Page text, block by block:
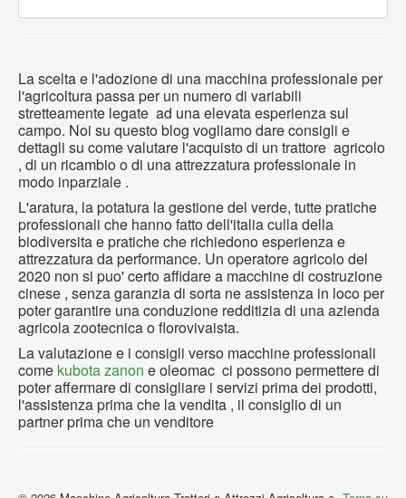
La scelta e l'adozione di una macchina professionale per
l'agricoltura passa per un numero di variabili
stretteamente legate ad una elevata esperienza sul
campo. Noi su questo blog vogliamo dare consigli e
dettagli su come valutare l'acquisto di un trattore agricolo
, di un ricambio o di una attrezzatura professionale in
modo inparziale .
L'aratura, la potatura la gestione del verde, tutte pratiche
professionali che hanno fatto dell'italia culla della
biodiversita e pratiche che richiedono esperienza e
attrezzatura da performance. Un operatore agricolo del
2020 non si puo' certo affidare a macchine di costruzione
cinese , senza garanzia di sorta ne assistenza in loco per
poter garantire una conduzione redditizia di una azienda
agricola zootecnica o florovivaista.
La valutazione e i consigli verso macchine professionali
come kubotazanon e oleomac ci possono permettere di
poter affermare di consigliare i servizi prima dei prodotti,
l'assistenza prima che la vendita , il consiglio di un
partner prima che un venditore